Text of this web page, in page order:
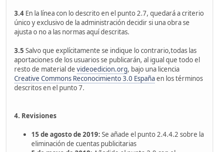
3.4 En la línea con lo descrito en el punto 2.7, quedará a criterio
único y exclusivo de la administración decidir si una obra se
ajusta o no a las normas aquí descritas.
3.5 Salvo que explícitamente se indique lo contrario,todas las
aportaciones de los usuarios se publicarán, al igual que todo el
resto de material de videoedicion.org, bajo una licencia
Creative Commons Reconocimiento 3.0 Españaen los términos
descritos en el punto 7.
4. Revisiones
15 de agosto de 2019: Se añade el punto 2.4.4.2 sobre la
eliminación de cuentas publicitarias